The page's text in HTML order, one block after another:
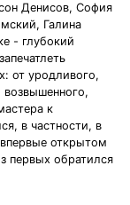
Денисов, София
Галина
- глубокий
от уродливого,
возвышенного,
к
в частности, в
открытом
первых обратился